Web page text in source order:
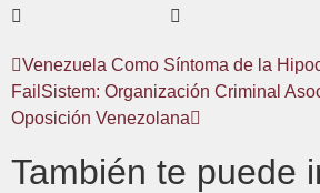
Venezuela Como Síntoma de la
FailSistem: Organización Criminal
Oposición Venezolana
También te puede